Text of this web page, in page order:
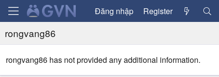
Đăng nhập Register
rongvang86
rongvang86 has not provided any additional information.